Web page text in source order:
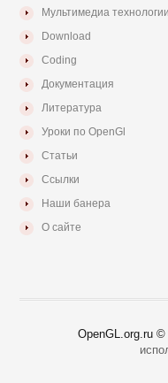
Мультимедиа
Download
Coding
Документация
Литература
Уроки по OpenGl
Статьи
Ссылки
Наши банера
О сайте
OpenGL.org.ru ©